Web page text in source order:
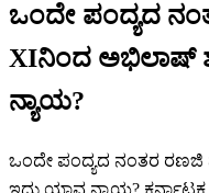
ಒಂದೇ ಪಂದ್ಯದ
XIನಿಂದ ಅಭಿಲಾಷ್
ನ್ಯಾಯ?
ಒಂದೇ ಪಂದ್ಯದ ನಂತರ